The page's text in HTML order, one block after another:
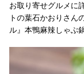
お取り寄せグルメに
トの葉石かおりさん
ル』本鴨麻辣しゃぶ